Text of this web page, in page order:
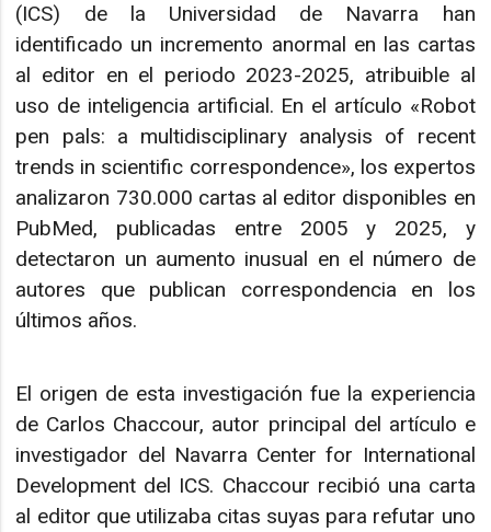
(ICS) de la Universidad de Navarra han
identificado un incremento anormal en las cartas
al editor en el periodo 2023-2025, atribuible al
uso de inteligencia artificial. En el artículo «Robot
pen pals: a multidisciplinary analysis of recent
trends in scientific correspondence», los expertos
analizaron 730.000 cartas al editor disponibles en
PubMed, publicadas entre 2005 y 2025, y
detectaron un aumento inusual en el número de
autores que publican correspondencia en los
últimos años.
El origen de esta investigación fue la experiencia
de Carlos Chaccour, autor principal del artículo e
investigador del Navarra Center for International
Development del ICS. Chaccour recibió una carta
al editor que utilizaba citas suyas para refutar uno